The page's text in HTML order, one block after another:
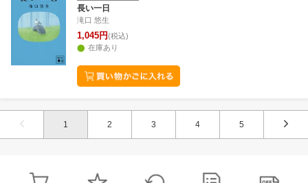
長い一日
滝口 悠生
1,045円(税込)
在庫あり
1 2 3 4 5